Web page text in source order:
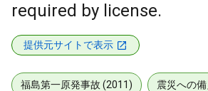
required by license.
提供元サイトで表示
福島第一原発事故 (2011) 震災への備